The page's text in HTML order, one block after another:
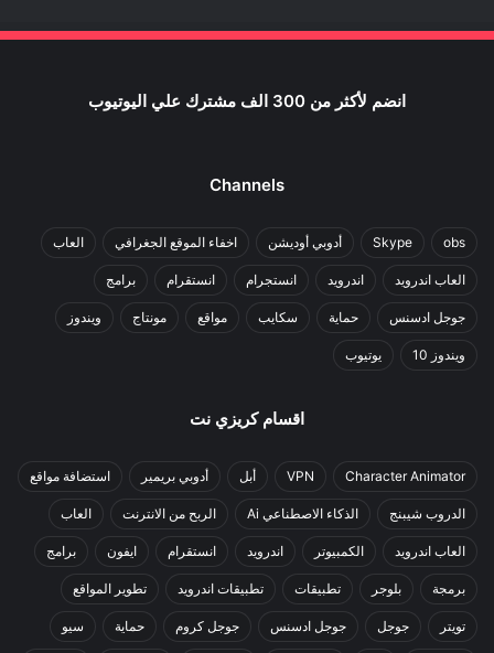
انضم لأكثر من 300 الف مشترك علي اليوتيوب
Channels
obs
Skype أدوبي أوديشن اخفاء الموقع الجغرافي العاب
العاب اندرويد اندرويد انستجرام انستقرام برامج
جوجل ادسنس حماية سكايب مواقع مونتاج ويندوز
ويندوز 10 يوتيوب
اقسام كريزي نت
Character Animator
VPN أبل أدوبي بريمير استضافة مواقع
الدروب شيبنج الذكاء الاصطناعي Ai الربح من الانترنت العاب
العاب اندرويد الكمبيوتر اندرويد انستقرام ايفون برامج
برمجة بلوجر تطبيقات تطبيقات اندرويد تطوير المواقع
تويتر جوجل جوجل ادسنس جوجل كروم حماية سيو